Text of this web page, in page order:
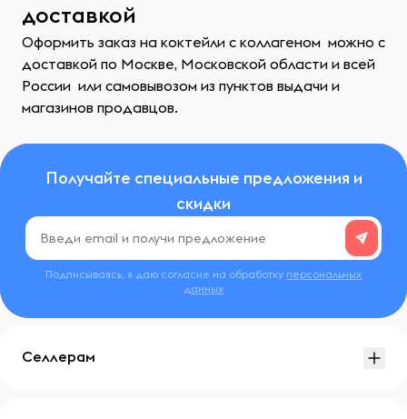
доставкой
Оформить заказ на коктейли с коллагеном можно с
доставкой по Москве, Московской области и всей
России или самовывозом из пунктов выдачи и
магазинов продавцов.
Получайте специальные предложения и
скидки
Подписываясь, я даю согласие на обработку персональных
данных
Селлерам